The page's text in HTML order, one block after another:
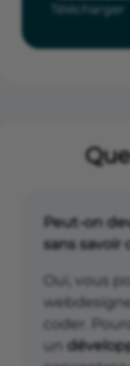
Télécharger
Peut-on
sans savoir
Oui, vous
coder.
un